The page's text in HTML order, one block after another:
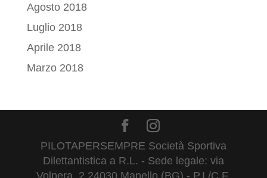
Agosto 2018
Luglio 2018
Aprile 2018
Marzo 2018
PILOTAPERSEMPRE Società Sportiva
Dilettantistica a R.L. - Sede legale: via
Volpera, 2 24030 Mapello (BG) - P.I./C.F.